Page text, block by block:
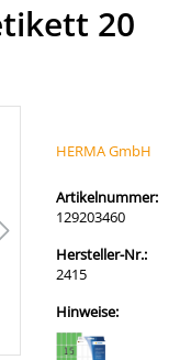
20
HERMA GmbH
Artikelnummer:
129203460
Hersteller-Nr.:
2415
Hinweise: